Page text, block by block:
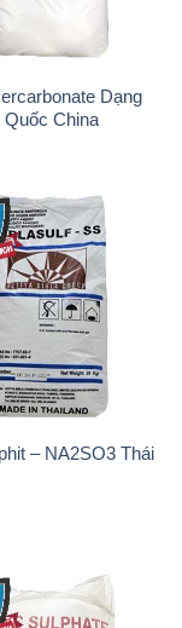
Dạng
Quốc China
– NA2SO3 Thái